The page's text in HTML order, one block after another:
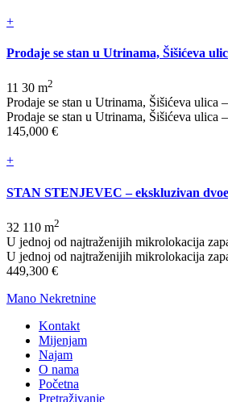
+
Prodaje se stan u Utrinama, Šišićeva
11 30 m2
Prodaje se stan u Utrinama, Šišićeva ulica
Prodaje se stan u Utrinama, Šišićeva ulica
145,000 €
+
STAN STENJEVEC – ekskluzivan
32 110 m2
U jednoj od najtraženijih mikrolokacija
U jednoj od najtraženijih mikrolokacija
449,300 €
Mano Nekretnine
Kontakt
Mijenjam
Najam
O nama
Početna
Pretraživanje